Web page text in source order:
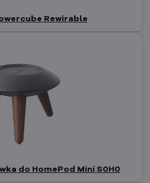
Rewirable
do HomePod Mini S0H0